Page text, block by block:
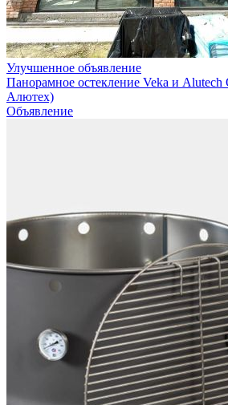
Улучшенное объявление
Панорамное остекление Veka и
Алютех)
Объявление